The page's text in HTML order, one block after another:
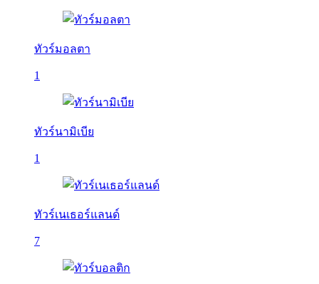
ทัวร์มอลตา
1
ทัวร์นามิเบีย
1
ทัวร์เนเธอร์แลนด์
7